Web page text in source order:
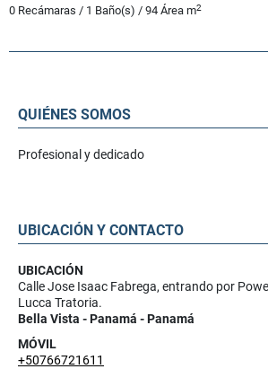
0 Recámaras / 1 Baño(s) / 94 Área m2
QUIÉNES SOMOS
Profesional y dedicado
UBICACIÓN Y CONTACTO
UBICACIÓN
Calle Jose Isaac Fabrega, entrando por
Lucca Tratoria.
Bella Vista - Panamá - Panamá
MÓVIL
+50766721611